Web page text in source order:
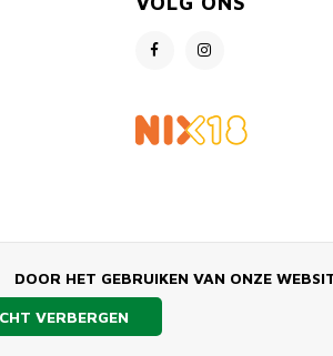
DOOR HET GEBRUIKEN VAN ONZE
VERBERGEN